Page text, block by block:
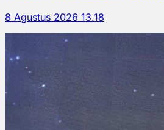
8 Agustus 2026 13.18